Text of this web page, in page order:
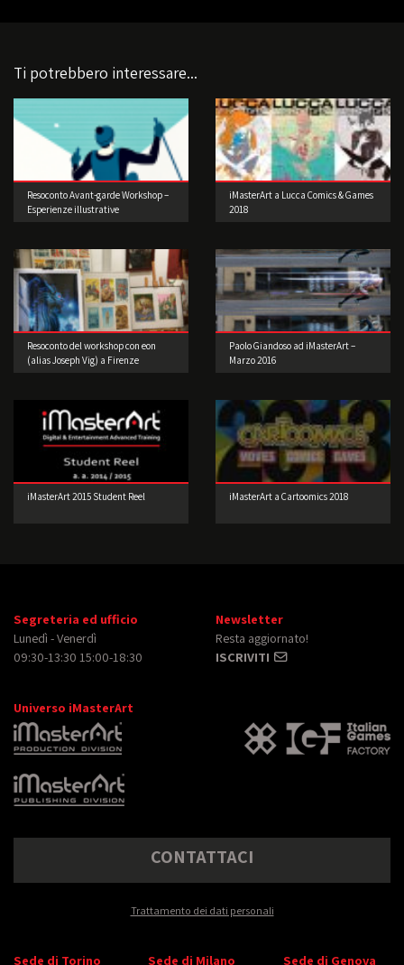
Ti potrebbero interessare...
Resoconto Avant-garde Workshop –
Esperienze illustrative
iMasterArt a Lucca Comics & Games
2018
Resoconto del workshop con eon
(alias Joseph Vig) a Firenze
Paolo Giandoso ad iMasterArt –
Marzo 2016
iMasterArt 2015 Student Reel iMasterArt a Cartoomics 2018
Segreteria ed ufficio
Lunedì - Venerdì
09:30-13:30 15:00-18:30
Newsletter
Resta aggiornato!
ISCRIVITI
Universo iMasterArt
CONTATTACI
Trattamento dei dati personali
Sede di Torino Sede di Milano Sede di Genova